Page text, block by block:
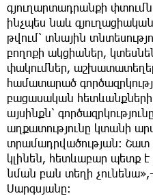
գյուղարտադրանքի
ինչպես նաև
թվում՝ տնային
բողոքի ակցիաներ,
փակումներ,
համատարած
բացասական
այսինքն՝
աղքատությունը կտանի
տրամադրվածության։
կլինեն, հետևաբար պետք է
նման բան տեղի
Սարգսյանը։